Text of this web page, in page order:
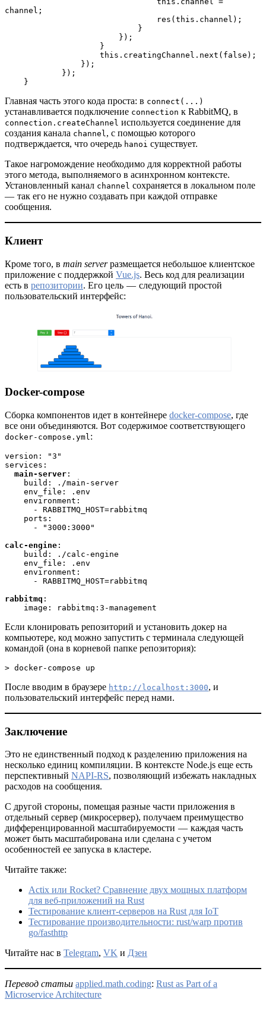
channel;
                                res(this.channel);
                            }
                        });
                    }
                    this.creatingChannel.next(false);
                });
            });
    }
Главная часть этого кода проста: в connect(...)
устанавливается подключение connection к RabbitMQ, в
connection.createChannel используется соединение для
создания канала channel, с помощью которого
подтверждается, что очередь hanoi существует.
Такое нагромождение необходимо для корректной работы
этого метода, выполняемого в асинхронном контексте.
Установленный канал channel сохраняется в локальном поле
— так его не нужно создавать при каждой отправке
сообщения.
Клиент
Кроме того, в main serverразмещается небольшое клиентское
приложение с поддержкой Vue.js. Весь код для реализации
есть в репозитории. Его цель — следующий простой
пользовательский интерфейс:
Docker-compose
Сборка компонентов идет в контейнере docker-compose, где
все они объединяются. Вот содержимое соответствующего
docker-compose.yml:
version: "3"
services:
main-server :
calc-engine :
rabbitmq :
    image: rabbitmq:3-management
Если клонировать репозиторий и установить докер на
компьютере, код можно запустить с терминала следующей
командой (она в корневой папке репозитория):
> docker-compose up
После вводим в браузере http://localhost:3000, и
пользовательский интерфейс перед нами.
Заключение
Это не единственный подход к разделению приложения на
несколько единиц компиляции. В контексте Node.js еще есть
перспективный NAPI-RS, позволяющий избежать накладных
расходов на сообщения.
С другой стороны, помещая разные части приложения в
отдельный сервер (микросервер), получаем преимущество
дифференцированной масштабируемости — каждая часть
может быть масштабирована или сделана с учетом
особенностей ее запуска в кластере.
Читайте также:
Actix или Rocket? Сравнение двух мощных платформ
для веб-приложений на Rust
Тестирование клиент-серверов на Rust для IoT
Тестирование производительности: rust/warp против
go/fasthttp
Читайте нас в Telegram, VK и Дзен
Перевод статьи applied.math.coding: Rust as Part of a
Microservice Architecture